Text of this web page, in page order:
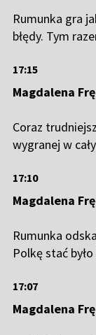
Rumunka gra
błędy. Tym
17:15
Magdalena
Coraz
wygranej w
17:10
Magdalena
Rumunka
Polkę stać
17:07
Magdalena